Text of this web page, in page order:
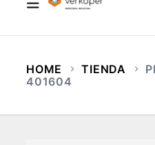
HOME TIENDA
401604